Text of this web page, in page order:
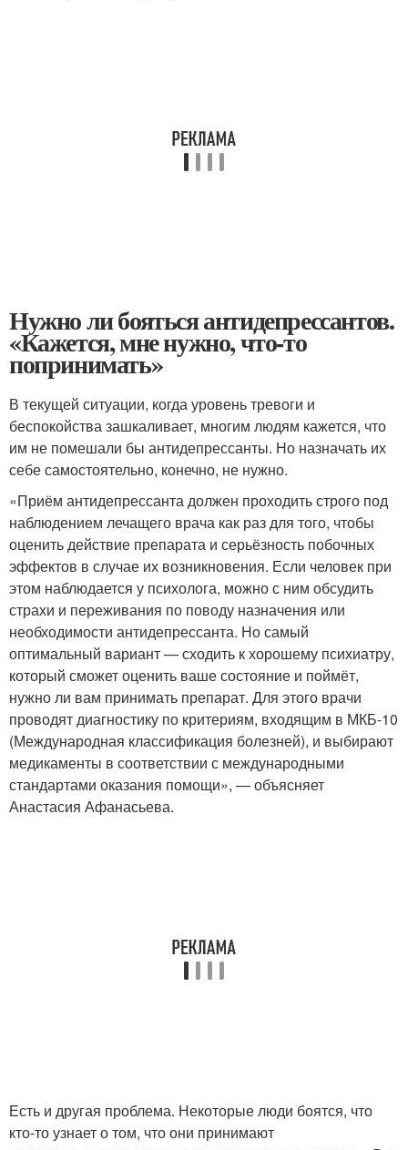
Нужно ли бояться антидепрессантов.
«Кажется, мне нужно, что-то
попринимать»
В текущей ситуации, когда уровень тревоги и
беспокойства зашкаливает, многим людям кажется, что
им не помешали бы антидепрессанты. Но назначать их
себе самостоятельно, конечно, не нужно.
«Приём антидепрессанта должен проходить строго под
наблюдением лечащего врача как раз для того, чтобы
оценить действие препарата и серьёзность побочных
эффектов в случае их возникновения. Если человек при
этом наблюдается у психолога, можно с ним обсудить
страхи и переживания по поводу назначения или
необходимости антидепрессанта. Но самый
оптимальный вариант — сходить к хорошему психиатру,
который сможет оценить ваше состояние и поймёт,
нужно ли вам принимать препарат. Для этого врачи
проводят диагностику по критериям, входящим в МКБ-10
(Международная классификация болезней), и выбирают
медикаменты в соответствии с международными
стандартами оказания помощи», — объясняет
Анастасия Афанасьева.
Есть и другая проблема. Некоторые люди боятся, что
кто-то узнает о том, что они принимают